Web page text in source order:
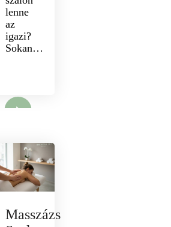
lenne
az
igazi?
Sokan…
Masszázs